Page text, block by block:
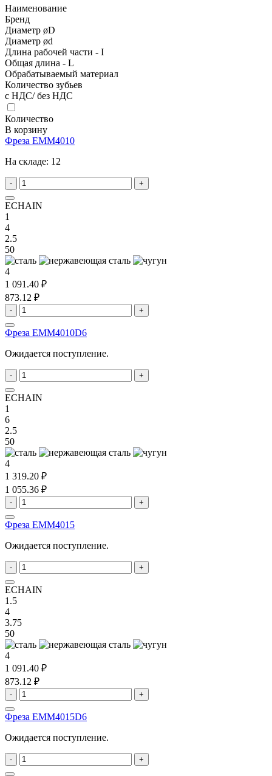
Наименование
Бренд
Диаметр øD
Диаметр ød
Длина рабочей части - I
Общая длина - L
Обрабатываемый материал
Количество зубьев
с НДС/ без НДС
Количество
В корзину
Фреза EMM4010
На складе: 12
- +
ECHAIN
1
4
2.5
50
4
1 091.40 ₽
873.12 ₽
- +
Фреза EMM4010D6
Ожидается поступление.
- +
ECHAIN
1
6
2.5
50
4
1 319.20 ₽
1 055.36 ₽
- +
Фреза EMM4015
Ожидается поступление.
- +
ECHAIN
1.5
4
3.75
50
4
1 091.40 ₽
873.12 ₽
- +
Фреза EMM4015D6
Ожидается поступление.
- +